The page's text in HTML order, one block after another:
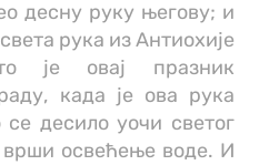
десну руку његову; и
рука из Антиохије
је овај празник
када је ова рука
десило уочи светог
врши освећење воде. И